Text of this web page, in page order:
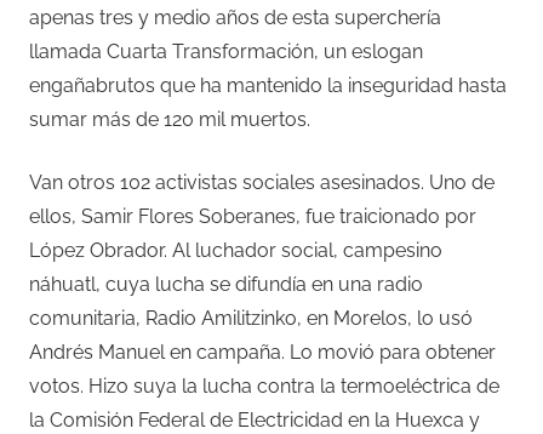
apenas tres y medio años de esta superchería
llamada Cuarta Transformación, un eslogan
engañabrutos que ha mantenido la inseguridad hasta
sumar más de 120 mil muertos.
Van otros 102 activistas sociales asesinados. Uno de
ellos, Samir Flores Soberanes, fue traicionado por
López Obrador. Al luchador social, campesino
náhuatl, cuya lucha se difundía en una radio
comunitaria, Radio Amilitzinko, en Morelos, lo usó
Andrés Manuel en campaña. Lo movió para obtener
votos. Hizo suya la lucha contra la termoeléctrica de
la Comisión Federal de Electricidad en la Huexca y